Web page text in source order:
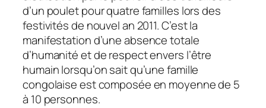
d’un poulet pour quatre familles lors des
festivités de nouvel an 2011. C’est la
manifestation d’une absence totale
d’humanité et de respect envers l’être
humain lorsqu’on sait qu’une famille
congolaise est composée en moyenne de 5
à 10 personnes.